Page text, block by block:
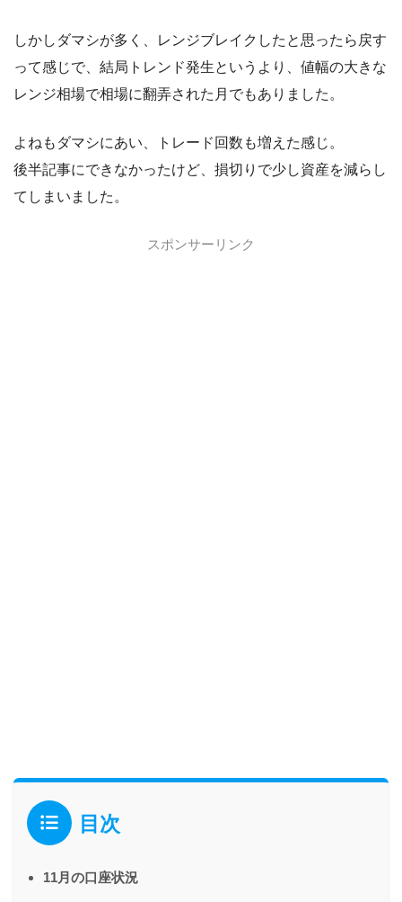
しかしダマシが多く、レンジブレイクしたと思ったら戻す
って感じで、結局トレンド発生というより、値幅の大きな
レンジ相場で相場に翻弄された月でもありました。
よねもダマシにあい、トレード回数も増えた感じ。
後半記事にできなかったけど、損切りで少し資産を減らし
てしまいました。
スポンサーリンク
目次
11月の口座状況